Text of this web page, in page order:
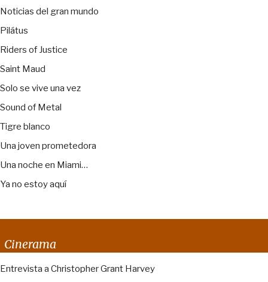
Noticias del gran mundo
Pilátus
Riders of Justice
Saint Maud
Solo se vive una vez
Sound of Metal
Tigre blanco
Una joven prometedora
Una noche en Miami…
Ya no estoy aquí
Cinerama
Entrevista a Christopher Grant Harvey